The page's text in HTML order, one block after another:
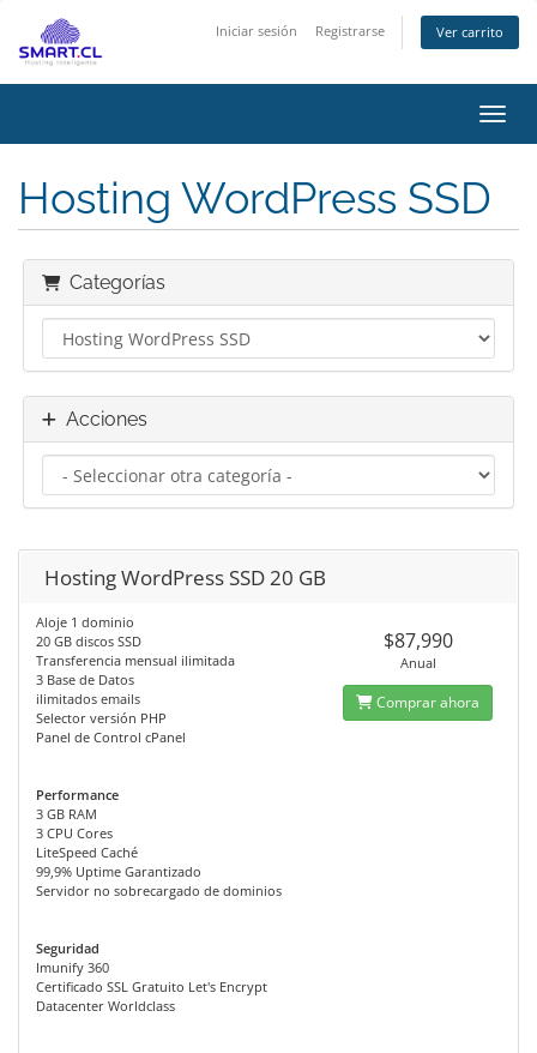
Iniciar sesión Registrarse Ver carrito
Hosting WordPress SSD
Categorías
Acciones
Hosting WordPress SSD 20 GB
Aloje 1 dominio
20 GB discos SSD
Transferencia mensual ilimitada
3 Base de Datos
ilimitados emails
Selector versión PHP
Panel de Control cPanel
Performance
3 GB RAM
3 CPU Cores
LiteSpeed Caché
99,9% Uptime Garantizado
Servidor no sobrecargado de dominios
Seguridad
Imunify 360
Certificado SSL Gratuito Let's Encrypt
Datacenter Worldclass
$87,990
Anual
Comprar ahora